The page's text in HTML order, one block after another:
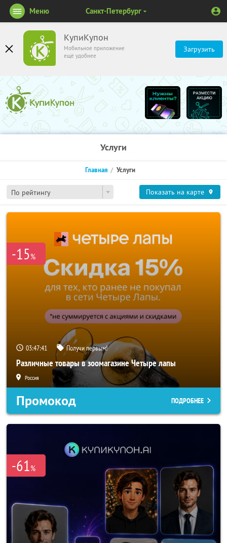
КупиКупон
Мобильное приложение
ещё удобнее
Загрузить
Меню Санкт-Петербург
Услуги
По рейтингу
Главная Услуги
Показать на карте
-15%
03:47:40 Получи первым!
Различные товары в зоомагазине Четыре лапы
Россия
Промокод ПОДРОБНЕЕ
-61%